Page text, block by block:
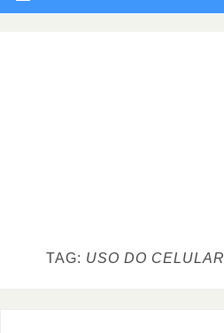
TAG: USO DO CELULAR